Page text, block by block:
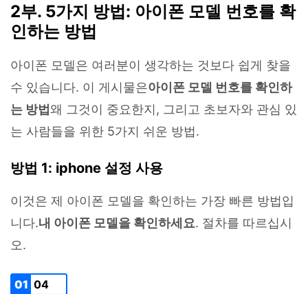
2부. 5가지 방법: 아이폰 모델 번호를 확
인하는 방법
아이폰 모델은 여러분이 생각하는 것보다 쉽게 찾을
수 있습니다. 이 게시물은아이폰 모델 번호를 확인하
는 방법왜 그것이 중요한지, 그리고 초보자와 관심 있
는 사람들을 위한 5가지 쉬운 방법.
방법 1: iphone 설정 사용
이것은 제 아이폰 모델을 확인하는 가장 빠른 방법입
니다.내 아이폰 모델을 확인하세요. 절차를 따르십시
오.
01 04